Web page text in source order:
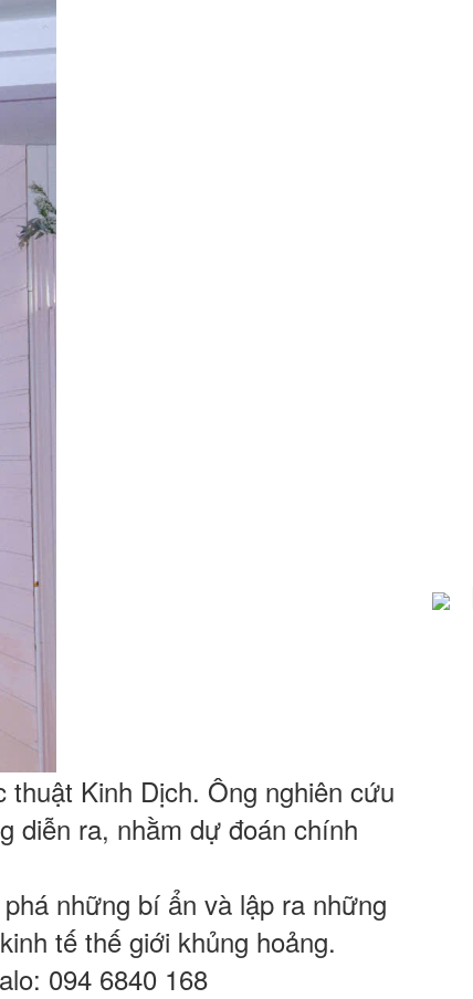
Kinh Dịch. Ông nghiên cứu
diễn ra, nhằm dự đoán chính
những bí ẩn và lập ra những
tế thế giới khủng hoảng.
094 6840 168